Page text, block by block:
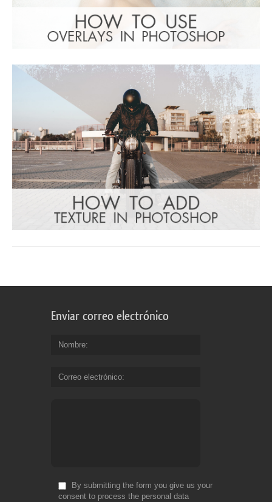
Enviar correo electrónico
Nombre
Correo electrónico
By submitting the form you give us your
consent to process the personal data